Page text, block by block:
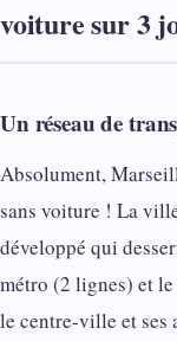
voiture sur 3
Un réseau de
Absolument,
sans voiture ! La
développé qui
métro (2 lignes) et
le centre-ville et ses